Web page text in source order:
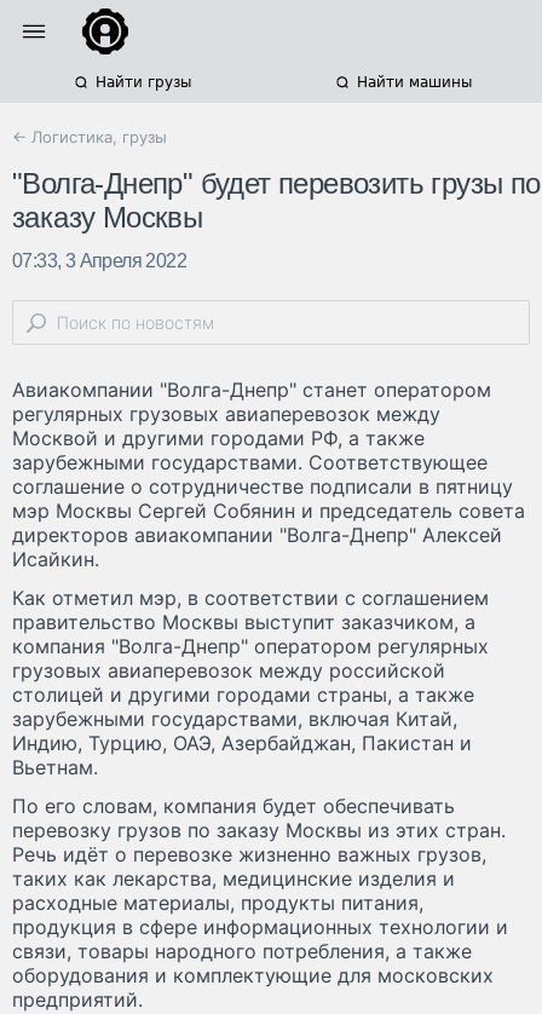
Найти грузы Найти машины
← Логистика, грузы
"Волга-Днепр" будет перевозить грузы по
заказу Москвы
07:33, 3 Апреля 2022
Авиакомпании "Волга-Днепр" станет оператором
регулярных грузовых авиаперевозок между
Москвой и другими городами РФ, а также
зарубежными государствами. Соответствующее
соглашение о сотрудничестве подписали в пятницу
мэр Москвы Сергей Собянин и председатель совета
директоров авиакомпании "Волга-Днепр" Алексей
Исайкин.
Как отметил мэр, в соответствии с соглашением
правительство Москвы выступит заказчиком, а
компания "Волга-Днепр" оператором регулярных
грузовых авиаперевозок между российской
столицей и другими городами страны, а также
зарубежными государствами, включая Китай,
Индию, Турцию, ОАЭ, Азербайджан, Пакистан и
Вьетнам.
По его словам, компания будет обеспечивать
перевозку грузов по заказу Москвы из этих стран.
Речь идёт о перевозке жизненно важных грузов,
таких как лекарства, медицинские изделия и
расходные материалы, продукты питания,
продукция в сфере информационных технологии и
связи, товары народного потребления, а также
оборудования и комплектующие для московских
предприятий.